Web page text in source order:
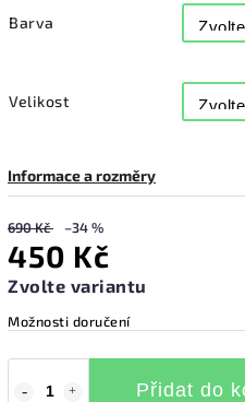
Barva
Velikost
Informace a rozměry
690 Kč –34 %
450 Kč
Zvolte variantu
Možnosti doručení
Přidat do